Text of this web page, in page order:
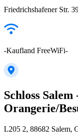
Friedrichshafener Str.
-Kaufland FreeWiFi-
Schloss Salem
Orangerie/
L205 2, 88682 Salem,